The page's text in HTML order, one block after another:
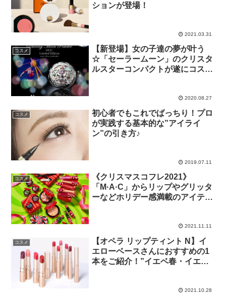
ションが登場！
2021.03.31
コスメ
【新登場】女の子達の夢が叶う
☆「セーラームーン」のクリスタ
ルスターコンパクトが遂にコスメ
2020.08.27
コスメ
初心者でもこれでばっちり！プロ
が実践する基本的な”アイライ
ン”の引き方♪
2019.07.11
コスメ
《クリスマスコフレ2021》
「M·A·C」からリップやグリッタ
ーなどホリデー感満載のアイテム
2021.11.11
コスメ
【オペラ リップティント N】イ
エローベースさんにおすすめの1
本をご紹介！”イエベ春・イエベ
2021.10.28